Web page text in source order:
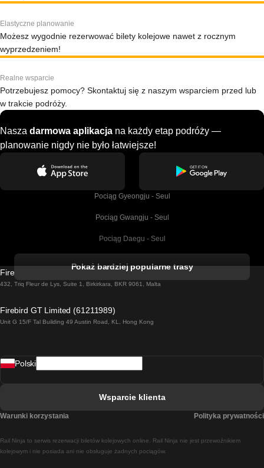
Elastyczne planowanie
Możesz wygodnie rezerwować bilety kolejowe nawet z rocznym
wyprzedzeniem!
Realne wsparcie
Potrzebujesz pomocy? Skontaktuj się z naszym wsparciem przed lub
w trakcie podróży.
Nasza darmowa aplikacja na każdy etap podróży —
planowanie nigdy nie było łatwiejsze!
Pociąg Gyeongju - Seul
Pociąg Gwangju - Seul
Pociąg Daegu - Seul
Pociąg Dublin - Galway
Pociąg Rzym - Neapol
Pociąg Madryt - Lizbona
Pokaż bardziej popularne trasy
Firebird GT Limited (OC 1451)
432, Triq Fleur de Lys, Suite 1, Birkirkara, BKR 9061, Malta
Firebird GT Limited (61211989)
Unit G 15/F Tal Building 49 Austin Road, KL, Hong Kong
Rail Ninja to serwis rezerwacji biletów kolejowych online. Rail Ninja nie jest przewoźnikiem
kolejowym i nie posiada ani nie obsługuje żadnych pociągów.
Polski
Wsparcie klienta
Warunki korzystania Polityka prywatności